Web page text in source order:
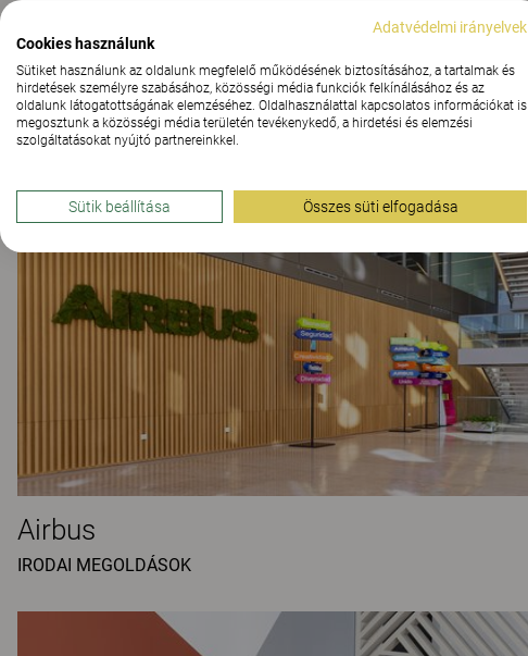
IRODAI MEGOLDÁSOK
Airbus
IRODAI MEGOLDÁSOK
Adatvédelmi irányelvek
Cookies használunk
Sütiket használunk az oldalunk megfelelő működésének biztosításához, a tartalmak és
hirdetések személyre szabásához, közösségi média funkciók felkínálásához és az
oldalunk látogatottságának elemzéséhez. Oldalhasználattal kapcsolatos információkat is
megosztunk a közösségi média területén tevékenykedő, a hirdetési és elemzési
szolgáltatásokat nyújtó partnereinkkel.
Sütik beállítása Összes süti elfogadása